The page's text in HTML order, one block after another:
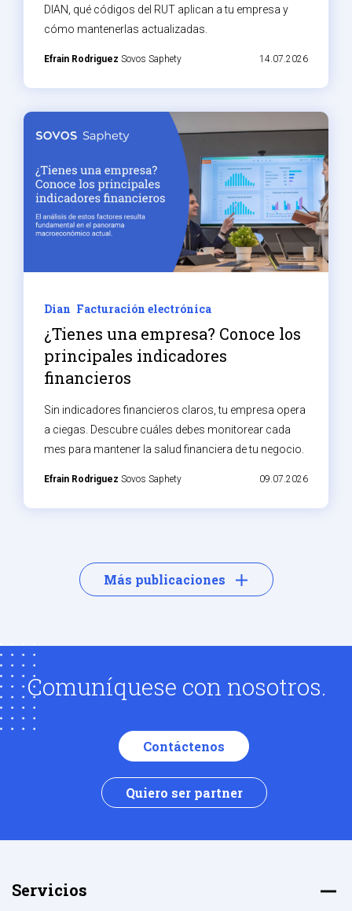
DIAN, qué códigos del RUT aplican a tu empresa y
cómo mantenerlas actualizadas.
Efrain Rodriguez Sovos Saphety 14.07.2026
Dian Facturación electrónica
¿Tienes una empresa? Conoce los
principales indicadores
financieros
Sin indicadores financieros claros, tu empresa opera
a ciegas. Descubre cuáles debes monitorear cada
mes para mantener la salud financiera de tu negocio.
Efrain Rodriguez Sovos Saphety 09.07.2026
Más publicaciones
Comuníquese con nosotros.
Contáctenos
Quiero ser partner
Servicios